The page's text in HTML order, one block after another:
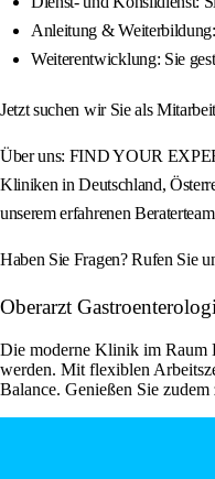
Anleitung &
Weiterentwicklung: Sie
Jetzt suchen wir Sie als
Über uns: FIND YOUR
Kliniken in Deutschland,
unserem erfahrenen
Haben Sie Fragen? Rufen Sie
Oberarzt
Die moderne Klinik im Raum
werden. Mit flexiblen
Balance. Genießen Sie